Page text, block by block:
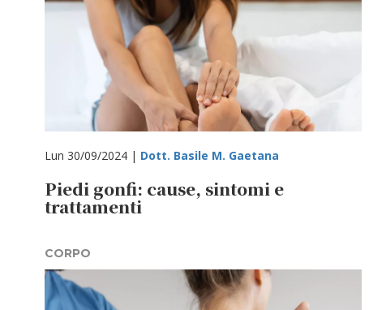
Lun 30/09/2024 | Dott. Basile M. Gaetana
Piedi gonfi: cause, sintomi e
trattamenti
CORPO